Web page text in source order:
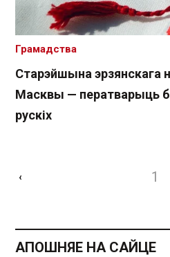
Старэйшына эрзянскага
Масквы — ператварыць
рускіх
Грамадства
‹ 1
АПОШНЯЕ НА САЙЦЕ